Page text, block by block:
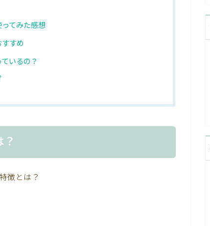
てみた感想
すめ
いるの？
徴とは？